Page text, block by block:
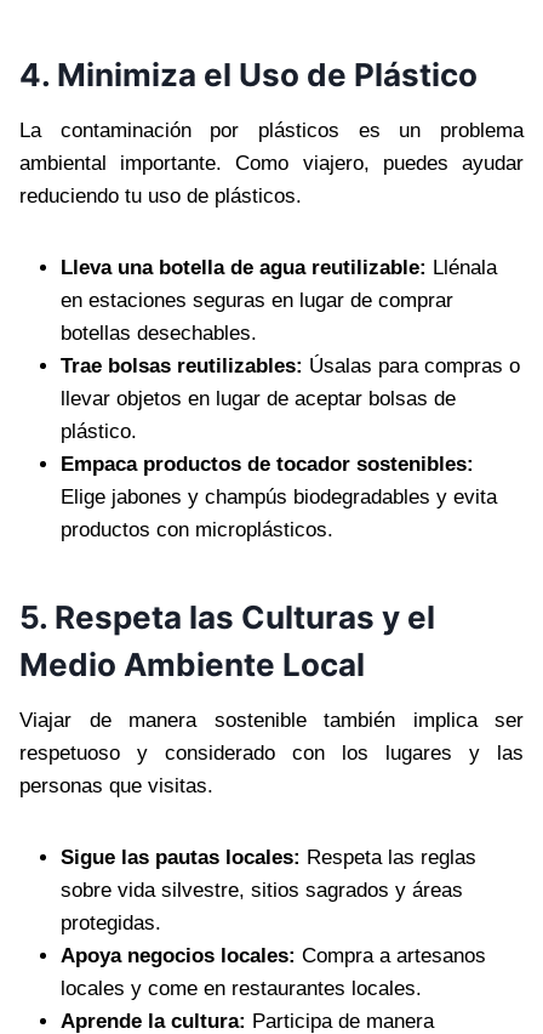
4. Minimiza el Uso de Plástico
La contaminación por plásticos es un problema
ambiental importante. Como viajero, puedes ayudar
reduciendo tu uso de plásticos.
Lleva una botella de agua reutilizable: Llénala
en estaciones seguras en lugar de comprar
botellas desechables.
Trae bolsas reutilizables: Úsalas para compras o
llevar objetos en lugar de aceptar bolsas de
plástico.
Empaca productos de tocador sostenibles:
Elige jabones y champús biodegradables y evita
productos con microplásticos.
5. Respeta las Culturas y el
Medio Ambiente Local
Viajar de manera sostenible también implica ser
respetuoso y considerado con los lugares y las
personas que visitas.
Sigue las pautas locales: Respeta las reglas
sobre vida silvestre, sitios sagrados y áreas
protegidas.
Apoya negocios locales: Compra a artesanos
locales y come en restaurantes locales.
Aprende la cultura: Participa de manera